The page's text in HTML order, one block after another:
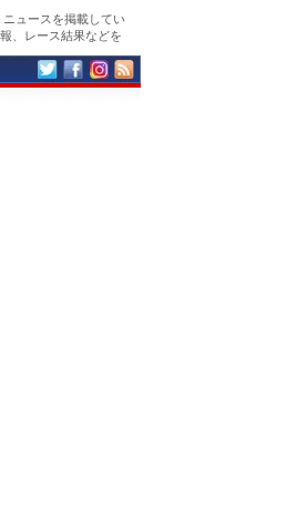
ニュースを掲載してい
、レース結果などを